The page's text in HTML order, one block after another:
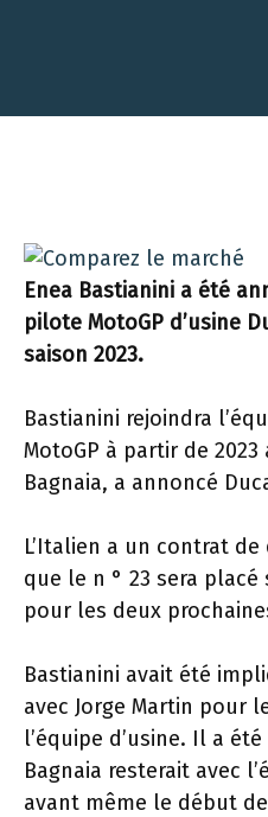
Enea Bastianini a été
pilote MotoGP d’usine
saison 2023.
Bastianini rejoindra
MotoGP à partir de
Bagnaia, a annoncé
L’Italien a un contrat
que le n ° 23 sera
pour les deux
Bastianini avait été
avec Jorge Martin pour
l’équipe d’usine. Il a
Bagnaia resterait avec
avant même le début